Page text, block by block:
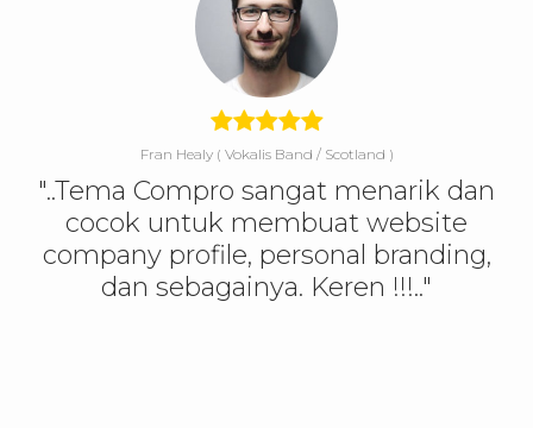
Fran Healy ( Vokalis Band / Scotland )
"..Tema Compro sangat menarik dan
cocok untuk membuat website
company profile, personal branding,
dan sebagainya. Keren !!!.."